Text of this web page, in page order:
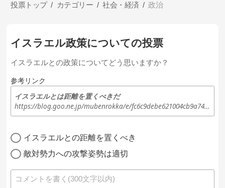
投票トップ カテゴリー 社会・経済 政治
イスラエル政策についての投票
イスラエルとの政策についてどう思いますか？
参考リンク
イスラエルとは距離を置くべきだ
https://blog.goo.ne.jp/mubenrokka/e/fc6c9debe621004cb9a745506e9eeaa4?fm=rss
イスラエルとの距離を置くべき
敵対勢力への攻撃姿勢は適切